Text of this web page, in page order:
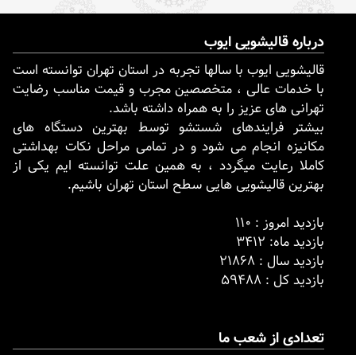
درباره قالیشویی ایوب
قالیشویی ایوب با سالها تجربه در استان تهران توانسته است
با خدمات عالی ، متخصصین مجرب و قیمت مناسب رضایت
تهرانی های عزیز را به همراه داشته باشد.
بیشتر فرایندهای شستشو توسط بهترین دستگاه های
مکانیزه انجام می شود و در تمامی مراحل نکات بهداشتی
کاملا رعایت میگردد ، به همین علت توانسته ایم یکی از
بهترین قالیشویی هایی سطح استان تهران باشیم.
بازدید امروز : 110
بازدید ماه: 3412
بازدید سال : 21868
بازدید کل : 59488
تعدادی از شعب ما